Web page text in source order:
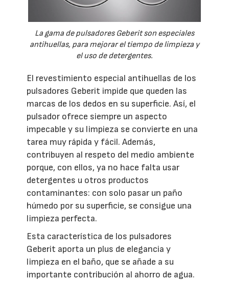
La gama de pulsadores Geberit son especiales
antihuellas, para mejorar el tiempo de limpieza y
el uso de detergentes.
El revestimiento especial antihuellas de los
pulsadores Geberit impide que queden las
marcas de los dedos en su superficie. Así, el
pulsador ofrece siempre un aspecto
impecable y su limpieza se convierte en una
tarea muy rápida y fácil. Además,
contribuyen al respeto del medio ambiente
porque, con ellos, ya no hace falta usar
detergentes u otros productos
contaminantes: con solo pasar un paño
húmedo por su superficie, se consigue una
limpieza perfecta.
Esta característica de los pulsadores
Geberit aporta un plus de elegancia y
limpieza en el baño, que se añade a su
importante contribución al ahorro de agua.